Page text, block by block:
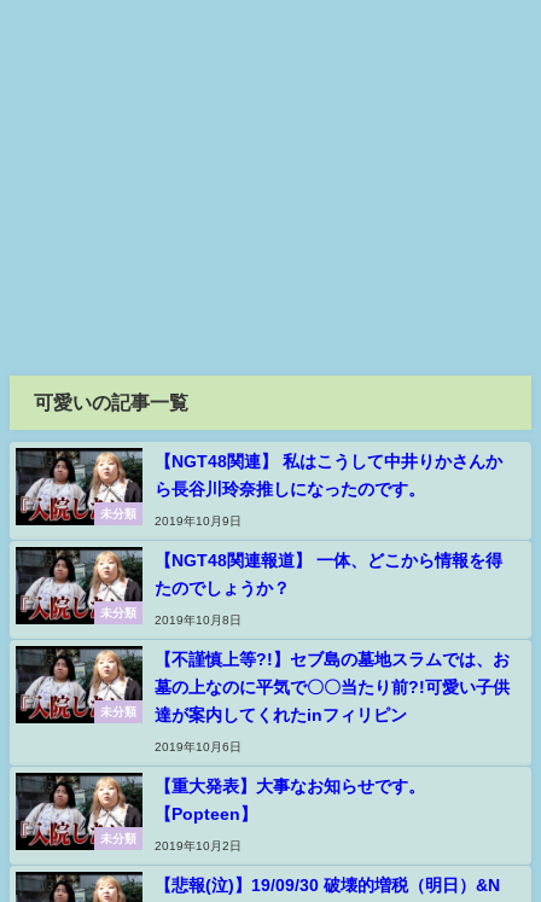
可愛いの記事一覧
未分類
【NGT48関連】 私はこうして中井りかさんか
ら長谷川玲奈推しになったのです。
2019年10月9日
未分類
【NGT48関連報道】 一体、どこから情報を得
たのでしょうか？
2019年10月8日
未分類
【不謹慎上等?!】セブ島の墓地スラムでは、お
墓の上なのに平気で〇〇当たり前?!可愛い子供
達が案内してくれたinフィリピン
2019年10月6日
未分類
【重大発表】大事なお知らせです。
【Popteen】
2019年10月2日
【悲報(泣)】19/09/30 破壊的増税（明日）&N